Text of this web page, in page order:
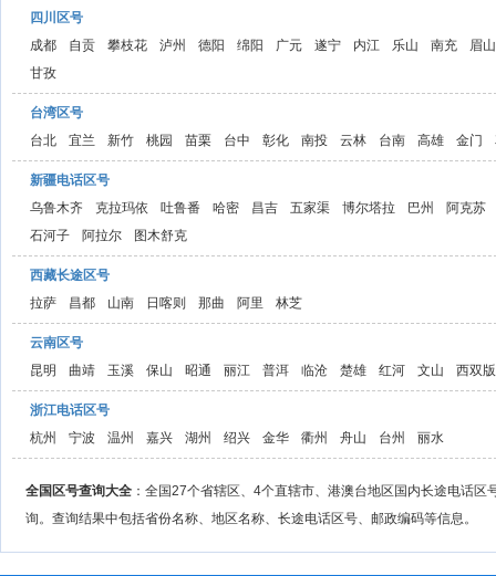
四川区号
成都
自贡 攀枝花 泸州 德阳 绵阳 广元 遂宁 内江 乐山 南充
眉山
甘孜
台湾区号
台北
宜兰 新竹 桃园 苗栗 台中 彰化 南投 云林 台南 高雄 金门
新疆电话区号
乌鲁木齐
克拉玛依 吐鲁番 哈密 昌吉 五家渠 博尔塔拉 巴州
阿克苏
石河子
阿拉尔 图木舒克
西藏长途区号
拉萨
昌都 山南 日喀则 那曲 阿里 林芝
云南区号
昆明
曲靖 玉溪 保山 昭通 丽江 普洱 临沧 楚雄 红河 文山 西双
浙江电话区号
杭州
宁波 温州 嘉兴 湖州 绍兴 金华 衢州 舟山 台州 丽水
全国区号查询大全 ：全国27个省辖区、4个直辖市、港澳台地区国内长途电话
询。查询结果中包括省份名称、地区名称、长途电话区号、邮政编码等信息。